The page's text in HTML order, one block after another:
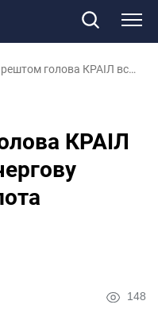
Перед арештом голова КРАІЛ встиг назначити чергову перевірку Космолота
КРАІЛ
148